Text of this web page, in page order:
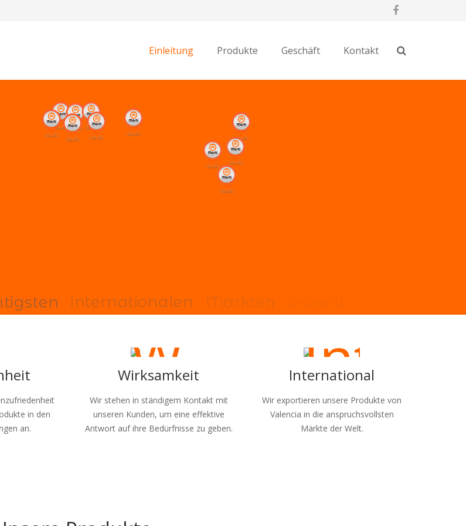
Einleitung Produkte Geschäft Kontakt
tigsten nternationalen Mä r kten
in den
an.
Wirksamkeit
Wir stehen in ständigem Kontakt mit
unseren Kunden, um eine effektive
Antwort auf ihre Bedürfnisse zu geben.
International
Wir exportieren unsere Produkte von
Valencia in die anspruchsvollsten
Märkte der Welt.